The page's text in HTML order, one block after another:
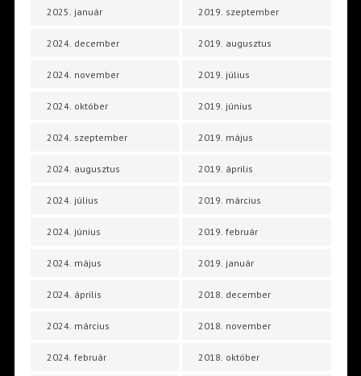
2025. január
2024. december
2024. november
2024. október
2024. szeptember
2024. augusztus
2024. július
2024. június
2024. május
2024. április
2024. március
2024. február
2019. szeptember
2019. augusztus
2019. július
2019. június
2019. május
2019. április
2019. március
2019. február
2019. január
2018. december
2018. november
2018. október